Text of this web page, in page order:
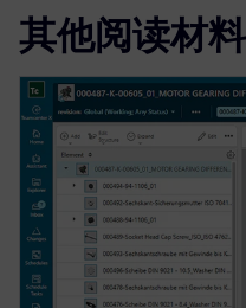
其他阅读材料